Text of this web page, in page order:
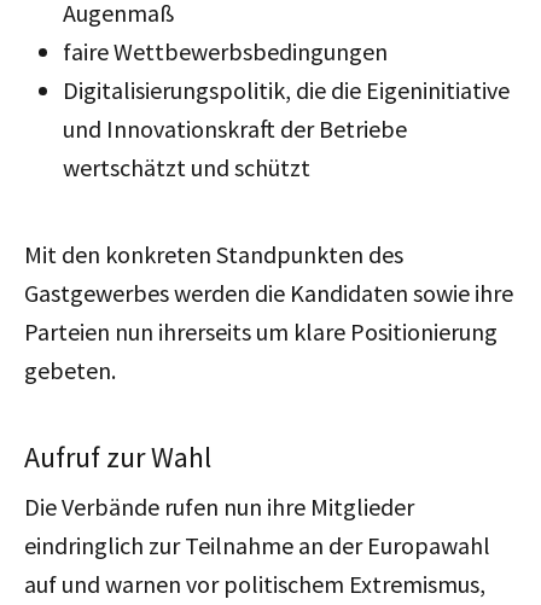
Augenmaß
faire Wettbewerbsbedingungen
Digitalisierungspolitik, die die Eigeninitiative
und Innovationskraft der Betriebe
wertschätzt und schützt
Mit den konkreten Standpunkten des
Gastgewerbes werden die Kandidaten sowie ihre
Parteien nun ihrerseits um klare Positionierung
gebeten.
Aufruf zur Wahl
Die Verbände rufen nun ihre Mitglieder
eindringlich zur Teilnahme an der Europawahl
auf und warnen vor politischem Extremismus,